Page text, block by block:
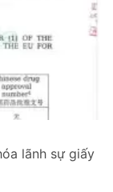
lãnh sự giấy